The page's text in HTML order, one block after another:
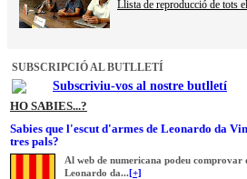
Llista de reproducció de tots
SUBSCRIPCIÓ AL BUTLLETÍ
Subscriviu-vos al nostre butlletí
HO SABIES...?
Sabies que l'escut d'armes de Leonardo da
tres pals?
Al web de numericana podeu comprovar
Leonardo da...[+]